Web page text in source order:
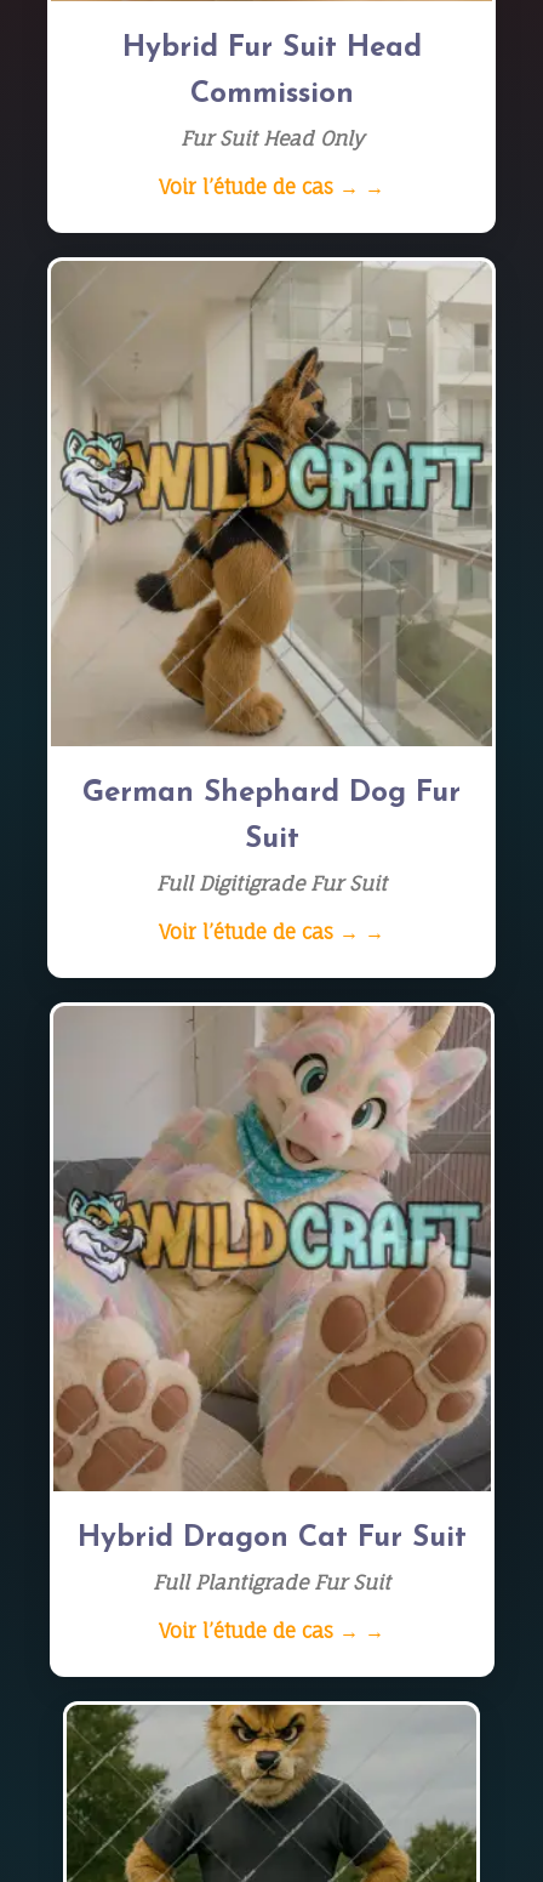
Hybrid Fur Suit Head
Commission
Fur Suit Head Only
Voir l’étude de cas → →
German Shephard Dog Fur
Suit
Full Digitigrade Fur Suit
Voir l’étude de cas → →
Hybrid Dragon Cat Fur Suit
Full Plantigrade Fur Suit
Voir l’étude de cas → →